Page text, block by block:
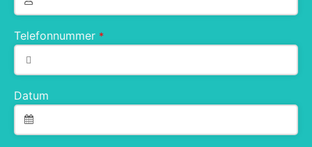
Telefonnummer *
Datum